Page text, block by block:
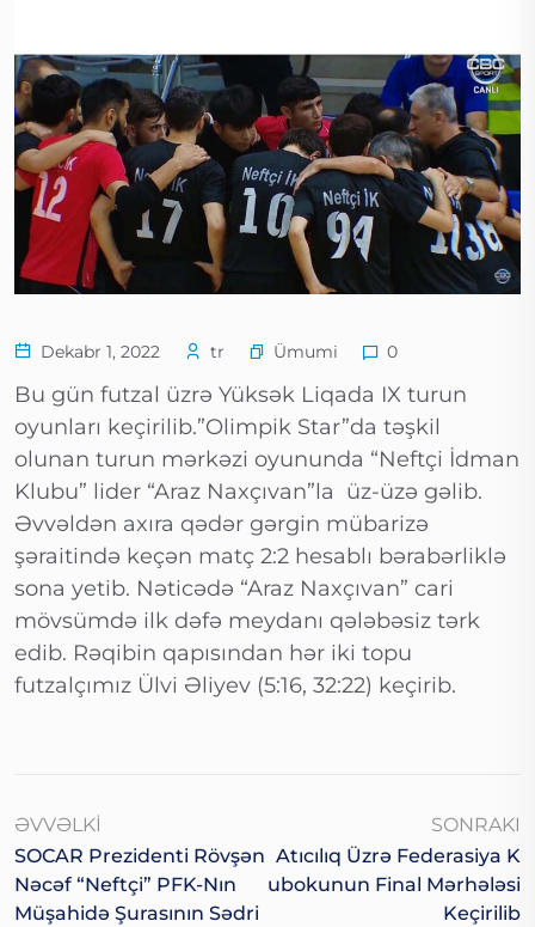
Dekabr 1, 2022 tr Ümumi 0
Bu gün futzal üzrə Yüksək Liqada IX turun
oyunları keçirilib.”Olimpik Star”da təşkil
olunan turun mərkəzi oyununda “Neftçi İdman
Klubu” lider “Araz Naxçıvan”la üz-üzə gəlib.
Əvvəldən axıra qədər gərgin mübarizə
şəraitində keçən matç 2:2 hesablı bərabərliklə
sona yetib. Nəticədə “Araz Naxçıvan” cari
mövsümdə ilk dəfə meydanı qələbəsiz tərk
edib. Rəqibin qapısından hər iki topu
futzalçımız Ülvi Əliyev (5:16, 32:22) keçirib.
ƏVVƏLKI
SOCAR Prezidenti Rövşən
Nəcəf “Neftçi” PFK-Nın
Müşahidə Şurasının Sədri
SONRAKI
Atıcılıq Üzrə Federasiya K
Ubokunun Final Mərhələsi
Keçirilib